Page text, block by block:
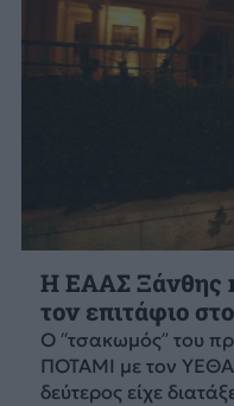
Η ΕΑΑΣ Ξάνθης
τον επιτάφιο
Ο “τσακωμός” του
ΠΟΤΑΜΙ με τον
δεύτερος είχε